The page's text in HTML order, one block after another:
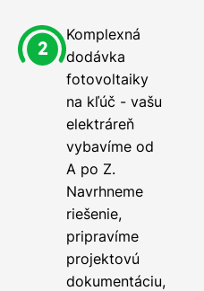
Komplexná
dodávka
fotovoltaiky
na kľúč - vašu
elektráreň
vybavíme od
A po Z.
Navrhneme
riešenie,
pripravíme
projektovú
dokumentáciu,